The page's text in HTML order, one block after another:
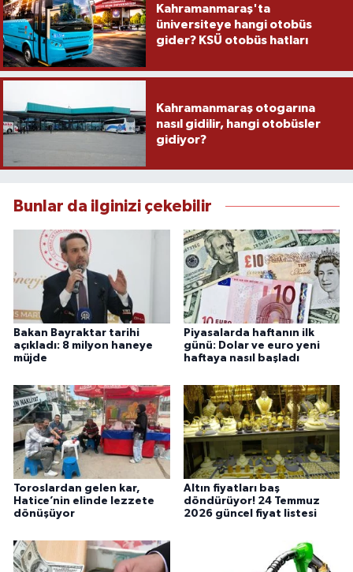
Kahramanmaraş'ta
üniversiteye hangi otobüs
gider? KSÜ otobüs hatları
Kahramanmaraş otogarına
nasıl gidilir, hangi otobüsler
gidiyor?
Bunlar da ilginizi çekebilir
Bakan Bayraktar tarihi
açıkladı: 8 milyon haneye
müjde
Piyasalarda haftanın ilk
günü: Dolar ve euro yeni
haftaya nasıl başladı
Toroslardan gelen kar,
Hatice’nin elinde lezzete
dönüşüyor
Altın fiyatları baş
döndürüyor! 24 Temmuz
2026 güncel fiyat listesi